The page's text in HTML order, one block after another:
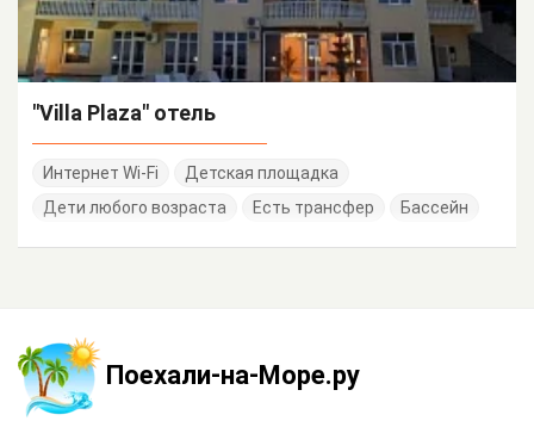
"Villa Plaza" отель
Интернет Wi-Fi
Детская площадка
Дети любого возраста
Есть трансфер Бассейн
Поехали-на-Море.ру